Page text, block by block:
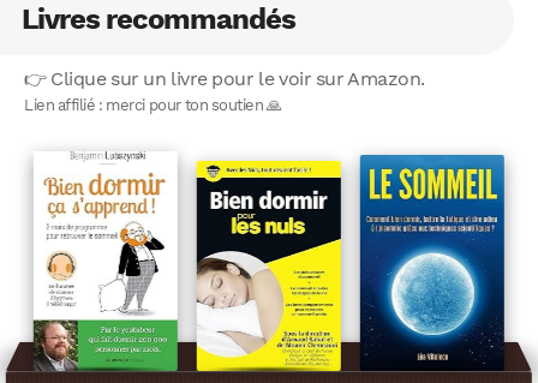
Livres recommandés
👉 Clique sur un livre pour le voir sur Amazon.
Lien affilié : merci pour ton soutien 🙏